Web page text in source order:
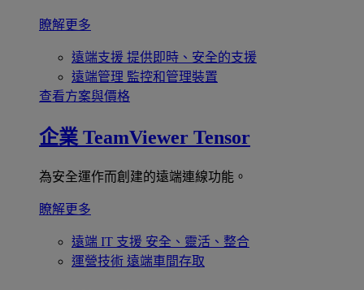
瞭解更多
遠端支援 提供即時、安全的支援
遠端管理 監控和管理裝置
查看方案與價格
企業 TeamViewer Tensor
為安全運作而創建的遠端連線功能。
瞭解更多
遠端 IT 支援 安全、靈活、整合
運營技術 遠端車間存取